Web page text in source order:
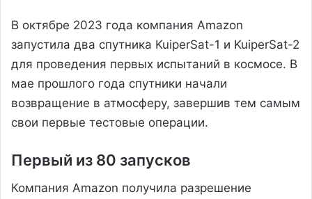
В октябре 2023 года компания Amazon
запустила два спутника KuiperSat-1 и KuiperSat-2
для проведения первых испытаний в космосе. В
мае прошлого года спутники начали
возвращение в атмосферу, завершив тем самым
свои первые тестовые операции.
Первый из 80 запусков
Компания Amazon получила разрешение